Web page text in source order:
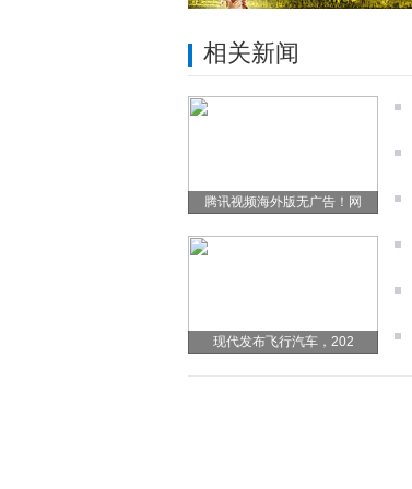
相关新闻
腾讯视频海外版无广告！网
现代发布飞行汽车，202